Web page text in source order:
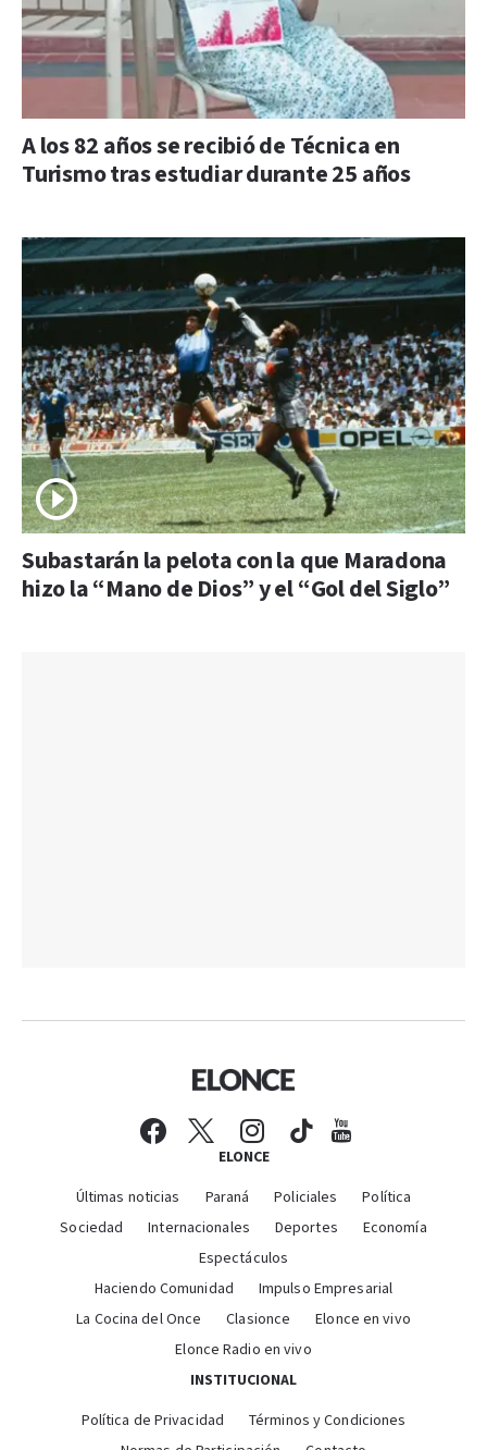
A los 82 años se recibió de Técnica en
Turismo tras estudiar durante 25 años
Subastarán la pelota con la que Maradona
hizo la “Mano de Dios” y el “Gol del Siglo”
ELONCE
Últimas noticias Paraná Policiales
Política
Sociedad
Internacionales Deportes
Economía
Espectáculos
Haciendo Comunidad
Impulso Empresarial
La Cocina del Once
Clasionce
Elonce en vivo
Elonce Radio en vivo
INSTITUCIONAL
Política de Privacidad
Términos y Condiciones